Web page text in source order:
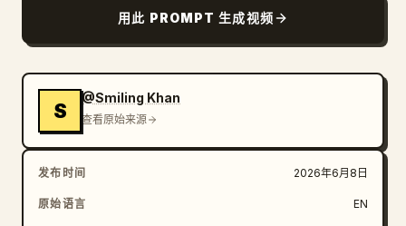
“有时最大的惊喜，往往是那些最能让你开怀大笑的时
皮克斯风格 3D 动画，悬疑喜剧基调，表情生动，电影级
悬念，流畅的转场，趣味叙事，戏剧性的铺垫与幽默的结
局，高端动画短片品质，色彩鲜艳，16:9。
用此 PROMPT 生成视频
S
@Smiling Khan
查看原始来源
发布时间 2026年6月8日
原始语言 EN